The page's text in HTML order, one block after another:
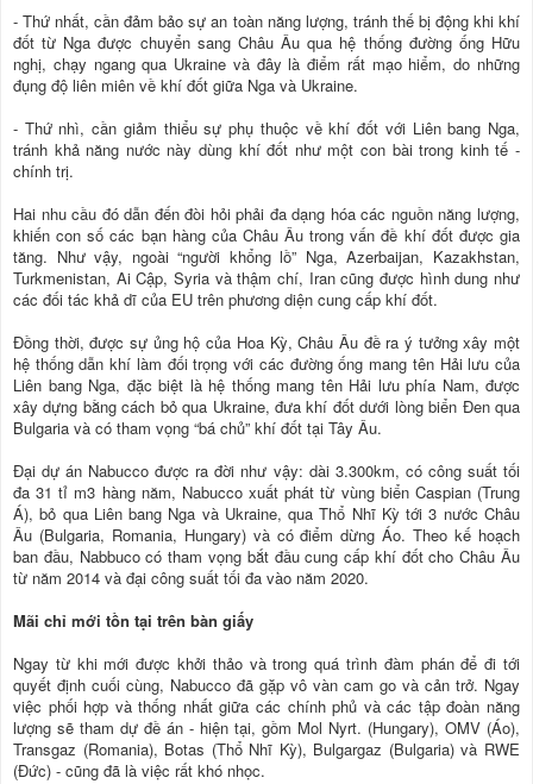
- Thứ nhất, cần đảm bảo sự an toàn năng lượng, tránh thế bị động khi khí
đốt từ Nga được chuyển sang Châu Âu qua hệ thống đường ống Hữu
nghị, chạy ngang qua Ukraine và đây là điểm rất mạo hiểm, do những
đụng độ liên miên về khí đốt giữa Nga và Ukraine.
- Thứ nhì, cần giảm thiểu sự phụ thuộc về khí đốt với Liên bang Nga,
tránh khả năng nước này dùng khí đốt như một con bài trong kinh tế -
chính trị.
Hai nhu cầu đó dẫn đến đòi hỏi phải đa dạng hóa các nguồn năng lượng,
khiến con số các bạn hàng của Châu Âu trong vấn đề khí đốt được gia
tăng. Như vậy, ngoài “người khổng lồ” Nga, Azerbaijan, Kazakhstan,
Turkmenistan, Ai Cập, Syria và thậm chí, Iran cũng được hình dung như
các đối tác khả dĩ của EU trên phương diện cung cấp khí đốt.
Đồng thời, được sự ủng hộ của Hoa Kỳ, Châu Âu đề ra ý tưởng xây một
hệ thống dẫn khí làm đối trọng với các đường ống mang tên Hải lưu của
Liên bang Nga, đặc biệt là hệ thống mang tên Hải lưu phía Nam, được
xây dựng bằng cách bỏ qua Ukraine, đưa khí đốt dưới lòng biển Đen qua
Bulgaria và có tham vọng “bá chủ” khí đốt tại Tây Âu.
Đại dự án Nabucco được ra đời như vậy: dài 3.300km, có công suất tối
đa 31 tỉ m3 hàng năm, Nabucco xuất phát từ vùng biển Caspian (Trung
Á), bỏ qua Liên bang Nga và Ukraine, qua Thổ Nhĩ Kỳ tới 3 nước Châu
Âu (Bulgaria, Romania, Hungary) và có điểm dừng Áo. Theo kế hoạch
ban đầu, Nabbuco có tham vọng bắt đầu cung cấp khí đốt cho Châu Âu
từ năm 2014 và đại công suất tối đa vào năm 2020.
Mãi chỉ mới tồn tại trên bàn giấy
Ngay từ khi mới được khởi thảo và trong quá trình đàm phán để đi tới
quyết định cuối cùng, Nabucco đã gặp vô vàn cam go và cản trở. Ngay
việc phối hợp và thống nhất giữa các chính phủ và các tập đoàn năng
lượng sẽ tham dự đề án - hiện tại, gồm Mol Nyrt. (Hungary), OMV (Áo),
Transgaz (Romania), Botas (Thổ Nhĩ Kỳ), Bulgargaz (Bulgaria) và RWE
(Đức) - cũng đã là việc rất khó nhọc.